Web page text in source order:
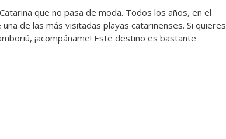
que no pasa de moda. Todos los años, en el
de las más visitadas playas catarinenses. Si quieres
¡acompáñame! Este destino es bastante